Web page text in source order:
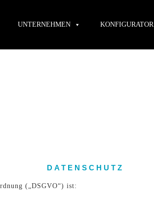
UNTERNEHMEN KONFIGURATOR
DATENSCHUTZ
(„DSGVO“) ist: